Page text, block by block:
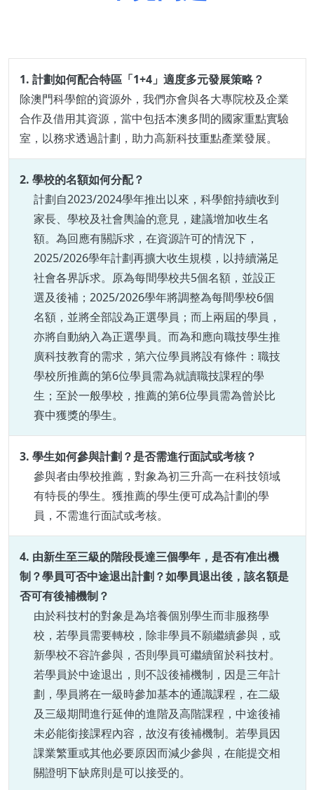
1. 計劃如何配合特區「1+4」適度多元發展策略？
除澳門科學館的資源外，我們亦會與各大專院校及企業
合作及借用其資源，當中包括本澳多間的國家重點實驗
室，以務求透過計劃，助力高新科技重點產業發展。
2. 學校的名額如何分配？
計劃自2023/2024學年推出以來，科學館持續收到
家長、學校及社會輿論的意見，建議增加收生名
額。為回應有關訴求，在資源許可的情況下，
2025/2026學年計劃再擴大收生規模，以持續滿足
社會各界訴求。原為每間學校共5個名額，並設正
選及後補；2025/2026學年將調整為每間學校6個
名額，並將全部設為正選學員；而上兩屆的學員，
亦將自動納入為正選學員。而為和應向職技學生推
廣科技教育的需求，第六位學員將設有條件：職技
學校所推薦的第6位學員需為就讀職技課程的學
生；至於一般學校，推薦的第6位學員需為曾於比
賽中獲獎的學生。
3. 學生如何參與計劃？是否需進行面試或考核？
參與者由學校推薦，對象為初三升高一在科技領域
有特長的學生。獲推薦的學生便可成為計劃的學
員，不需進行面試或考核。
4. 由新生至三級的階段長達三個學年，是否有准出機
制？學員可否中途退出計劃？如學員退出後，該名額是
否可有後補機制？
由於科技村的對象是為培養個別學生而非服務學
校，若學員需要轉校，除非學員不願繼續參與，或
新學校不容許參與，否則學員可繼續留於科技村。
若學員於中途退出，則不設後補機制，因是三年計
劃，學員將在一級時參加基本的通識課程，在二級
及三級期間進行延伸的進階及高階課程，中途後補
未必能銜接課程內容，故沒有後補機制。若學員因
課業繁重或其他必要原因而減少參與，在能提交相
關證明下缺席則是可以接受的。